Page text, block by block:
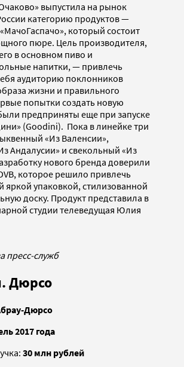
выпустила на рынок
категорию продуктов —
который состоит
пюре. Цель производителя,
в основном пиво и
напитки, — привлечь
аудиторию поклонников
жизни и правильного
попытки создать новую
предприняты еще при запуске
(Goodini). Пока в линейке три
«Из Валенсии»,
Андалусии» и свекольный «Из
нового бренда доверили
которое решило привлечь
яркой упаковкой, стилизованной
доску. Продукт представила в
студии телеведущая Юлия
пресс-служб
Дюрсо
Дюрсо
2017 года
30 млн рублей